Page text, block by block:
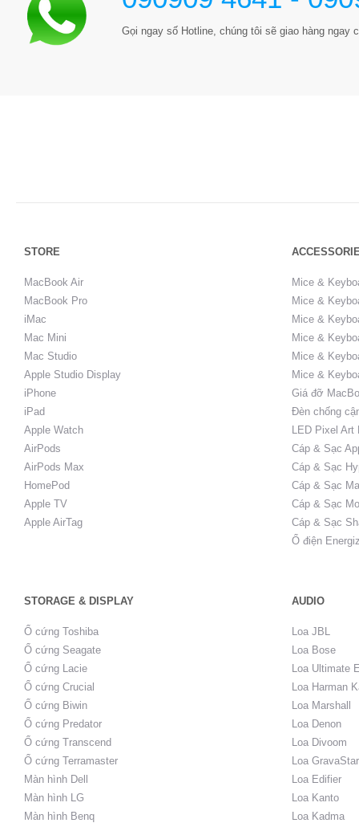
Gọi ngay số Hotline, chúng tôi sẽ giao hàng ngay
STORE
MacBook Air
MacBook Pro
iMac
Mac Mini
Mac Studio
Apple Studio Display
iPhone
iPad
Apple Watch
AirPods
AirPods Max
HomePod
Apple TV
Apple AirTag
Mice &
Mice &
Mice &
Mice &
Mice &
Mice &
Giá đỡ
Đèn chống
LED Pixel Art
Cáp & Sạc
Cáp & Sạc
Cáp & Sạc
Cáp & Sạc
Cáp & Sạc
Ổ điện
STORAGE & DISPLAY AUDIO
Ổ cứng Toshiba
Ổ cứng Seagate
Ổ cứng Lacie
Ổ cứng Crucial
Ổ cứng Biwin
Ổ cứng Predator
Ổ cứng Transcend
Ổ cứng Terramaster
Màn hình Dell
Màn hình LG
Màn hình Benq
Loa JBL
Loa Bose
Loa Ultimate
Loa Harman
Loa Marshall
Loa Denon
Loa Divoom
Loa GravaStar
Loa Edifier
Loa Kanto
Loa Kadma